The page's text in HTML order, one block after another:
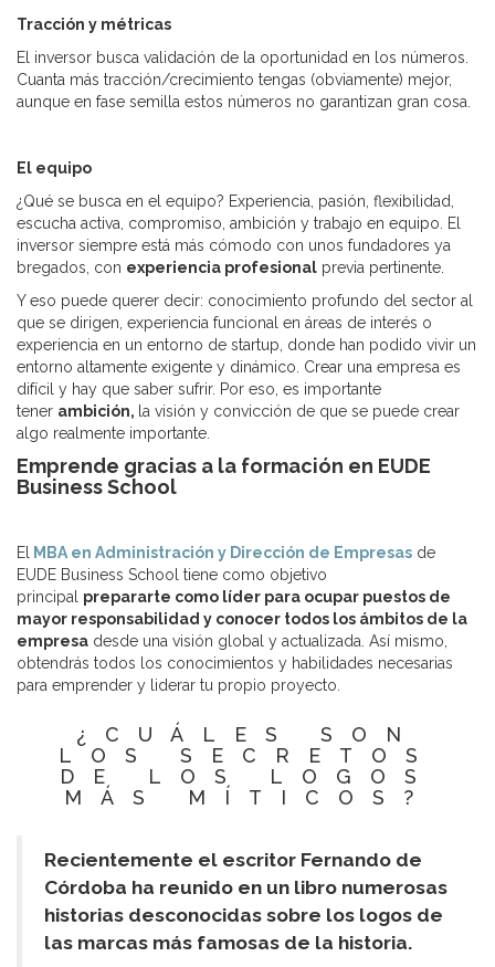
Tracción y métricas
El inversor busca validación de la oportunidad en los números.
Cuanta más tracción/crecimiento tengas (obviamente) mejor,
aunque en fase semilla estos números no garantizan gran cosa.
El equipo
¿Qué se busca en el equipo? Experiencia, pasión, flexibilidad,
escucha activa, compromiso, ambición y trabajo en equipo. El
inversor siempre está más cómodo con unos fundadores ya
bregados, con experiencia profesional previa pertinente.
Y eso puede querer decir: conocimiento profundo del sector al
que se dirigen, experiencia funcional en áreas de interés o
experiencia en un entorno de startup, donde han podido vivir un
entorno altamente exigente y dinámico. Crear una empresa es
difícil y hay que saber sufrir. Por eso, es importante
tener ambición, la visión y convicción de que se puede crear
algo realmente importante.
Emprende gracias a la formación en EUDE
Business School
El MBA en Administración y Dirección de Empresas de
EUDE Business School tiene como objetivo
principal prepararte como líder para ocupar puestos de
mayor responsabilidad y conocer todos los ámbitos de la
empresa desde una visión global y actualizada. Así mismo,
obtendrás todos los conocimientos y habilidades necesarias
para emprender y liderar tu propio proyecto.
¿CUÁLES SON
LOS SECRETOS
DE LOS LOGOS
MÁS MÍTICOS?
Recientemente el escritor Fernando de
Córdoba ha reunido en un libro numerosas
historias desconocidas sobre los logos de
las marcas más famosas de la historia.